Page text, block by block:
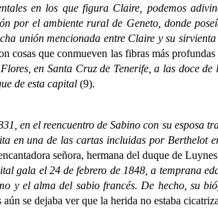
en los que figura Claire, podemos
por el ambiente rural de Geneto, donde
unión mencionada entre Claire y su sirvienta
cosas que conmueven las fibras más
en Santa Cruz de Tenerife, a las doce
de esta capital (9).
el reencuentro de Sabino con su esposa
en una de las cartas incluidas por Berthelot
señora, hermana del duque de
gala el 24 de febrero de 1848, a temprana
y el alma del sabio francés. De hecho, su
se dejaba ver que la herida no estaba